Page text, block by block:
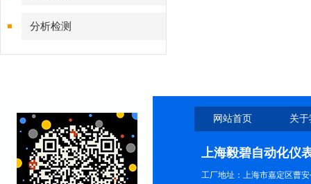
分析检测
网站首页 关
上海毅碧自动化仪
工厂地址：上海市嘉定区曹安